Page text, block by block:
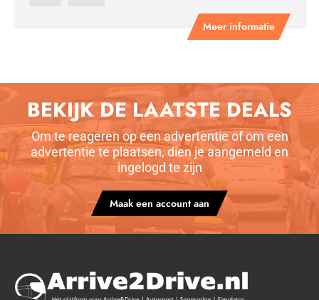
Meer informatie
BEKIJK DE LAATSTE DEALS
Om te reageren op een advertentie of om een
advertentie te plaatsen, dien je aangemeld en
ingelogd te zijn
Maak een account aan